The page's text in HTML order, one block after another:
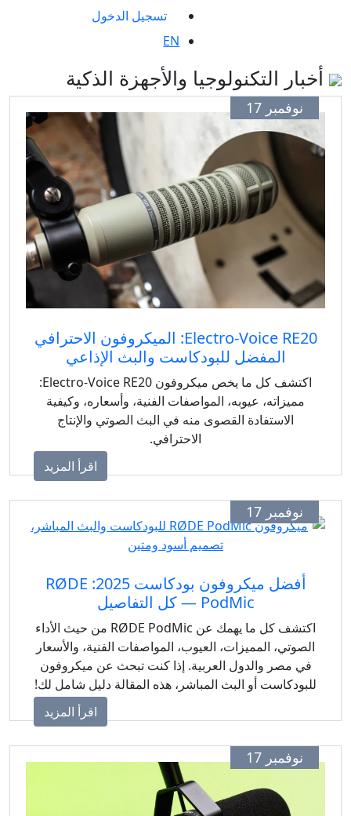
تسجيل الدخول
التكنولوجيا والأجهزة الذكية
نوفمبر 17
Electro‑Voice RE20: الميكروفون الاحترافي
المفضل للبودكاست والبث الإذاعي
اكتشف كل ما يخص ميكروفون Electro‑Voice RE20:
عيوبه، المواصفات الفنية، وأسعاره، وكيفية
الاستفادة القصوى منه في البث الصوتي والإنتاج
الاحترافي.
اقرأ المزيد
نوفمبر 17
أفضل ميكروفون بودكاست 2025: RØDE
PodMic — كل التفاصيل
اكتشف كل ما يهمك عن RØDE PodMic من حيث الأداء
المميزات، العيوب، المواصفات الفنية، والأسعار
مصر والدول العربية. إذا كنت تبحث عن ميكروفون
أو البث المباشر، هذه المقالة دليل شامل لك!
اقرأ المزيد
نوفمبر 17